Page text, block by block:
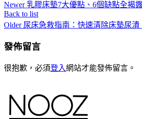
Newer 乳膠床墊7大優點、6個缺點全揭
Back to list
Older 尿床急救指南：快速清除床墊尿漬
發佈留言
很抱歉，必須登入網站才能發佈留言。